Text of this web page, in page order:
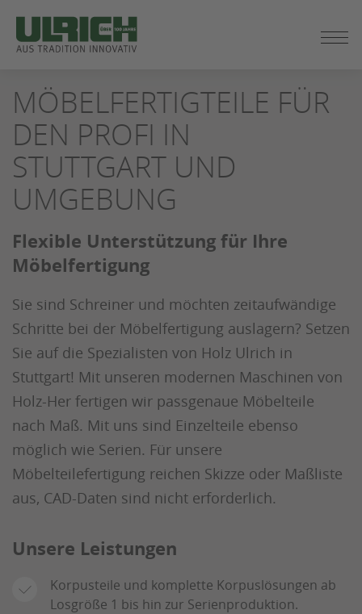
SEITENINHALT
SPRINGEN
MÖBELFERTIGTEILE FÜR
DEN PROFI IN
STUTTGART UND
UMGEBUNG
Flexible Unterstützung für Ihre
Möbelfertigung
Sie sind Schreiner und möchten zeitaufwändige
Schritte bei der Möbelfertigung auslagern? Setzen
Sie auf die Spezialisten von Holz Ulrich in
Stuttgart! Mit unseren modernen Maschinen von
Holz-Her fertigen wir passgenaue Möbelteile
nach Maß. Mit uns sind Einzelteile ebenso
möglich wie Serien. Für unsere
Möbelteilefertigung reichen Skizze oder Maßliste
aus, CAD-Daten sind nicht erforderlich.
Unsere Leistungen
Korpusteile und komplette Korpuslösungen ab
Losgröße 1 bis hin zur Serienproduktion.